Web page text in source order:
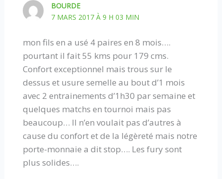
BOURDE
7 MARS 2017 À 9 H 03 MIN
mon fils en a usé 4 paires en 8 mois….
pourtant il fait 55 kms pour 179 cms.
Confort exceptionnel mais trous sur le
dessus et usure semelle au bout d’1 mois
avec 2 entrainements d’1h30 par semaine et
quelques matchs en tournoi mais pas
beaucoup… Il n’en voulait pas d’autres à
cause du confort et de la légèreté mais notre
porte-monnaie a dit stop…. Les fury sont
plus solides….